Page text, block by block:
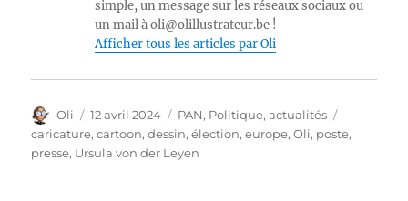
simple, un message sur les réseaux sociaux ou
un mail à oli@olillustrateur.be !
Afficher tous les articles par Oli
Auteur
Oli
Publié
le
12 avril 2024 Catégories
PAN, Politique, actualités
caricature,cartoon,dessin,élection,europe,Oli, poste,
presse, Ursula von der Leyen